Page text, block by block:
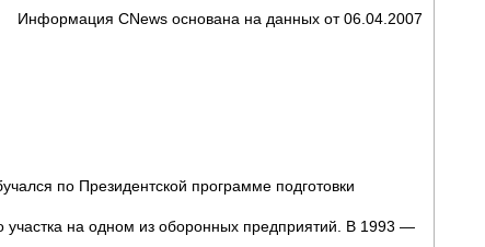
Информация CNews основана на данных от 06.04.2007
по Президентской программе подготовки
участка на одном из оборонных предприятий. В 1993 —